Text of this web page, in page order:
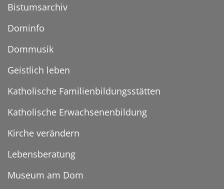
Bistumsarchiv
Dominfo
Dommusik
Geistlich leben
Katholische Familienbildungsstätten
Katholische Erwachsenenbildung
Kirche verändern
Lebensberatung
Museum am Dom